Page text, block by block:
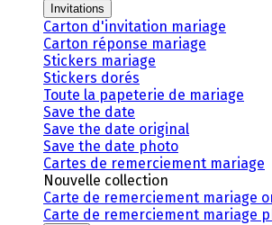
Invitations
Carton d'invitation mariage
Carton réponse mariage
Stickers mariage
Stickers dorés
Toute la papeterie de mariage
Save the date
Save the date original
Save the date photo
Cartes de remerciement mariage
Nouvelle collection
Carte de remerciement mariage
Carte de remerciement mariage